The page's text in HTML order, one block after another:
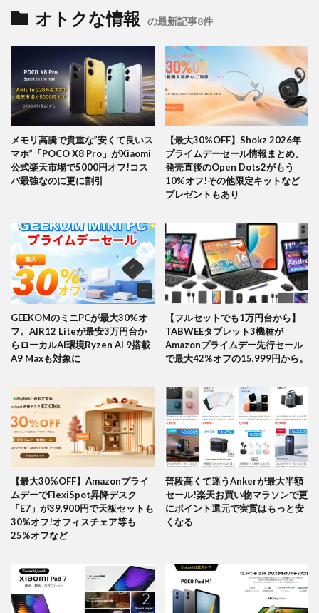
オトクな情報 の最新記事8件
メモリ高騰で貴重な”安くて良いス
マホ”「POCO X8 Pro」がXiaomi
公式楽天市場で5000円オフ!コス
パ最強なのに更に割引
【最大30%OFF】Shokz 2026年
プライムデーセール情報まとめ。
発売直後のOpen Dots2がもう
10%オフ!その他限定キットなど
プレゼントもあり
GEEKOMのミニPCが最大30%オ
フ。AIR12 Liteが最安3万円台か
らローカルAI環境Ryzen AI 9搭載
A9 Maxも対象に
【フルセットでも1万円台から】
TABWEEタブレット3機種が
Amazonプライムデー先行セール
で最大42%オフの15,999円から。
【最大30%OFF】Amazonプライ
ムデーでFlexiSpot昇降デスク
「E7」が39,900円で天板セットも
30%オフ!オフィスチェア等も
25%オフなど
普段高くて迷うAnkerが最大半額
セール!楽天お買い物マラソンで更
にポイント還元で実質はもっと安
くなる